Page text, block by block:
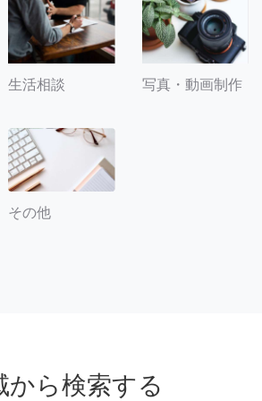
生活相談 写真・動画制作
その他
から検索する